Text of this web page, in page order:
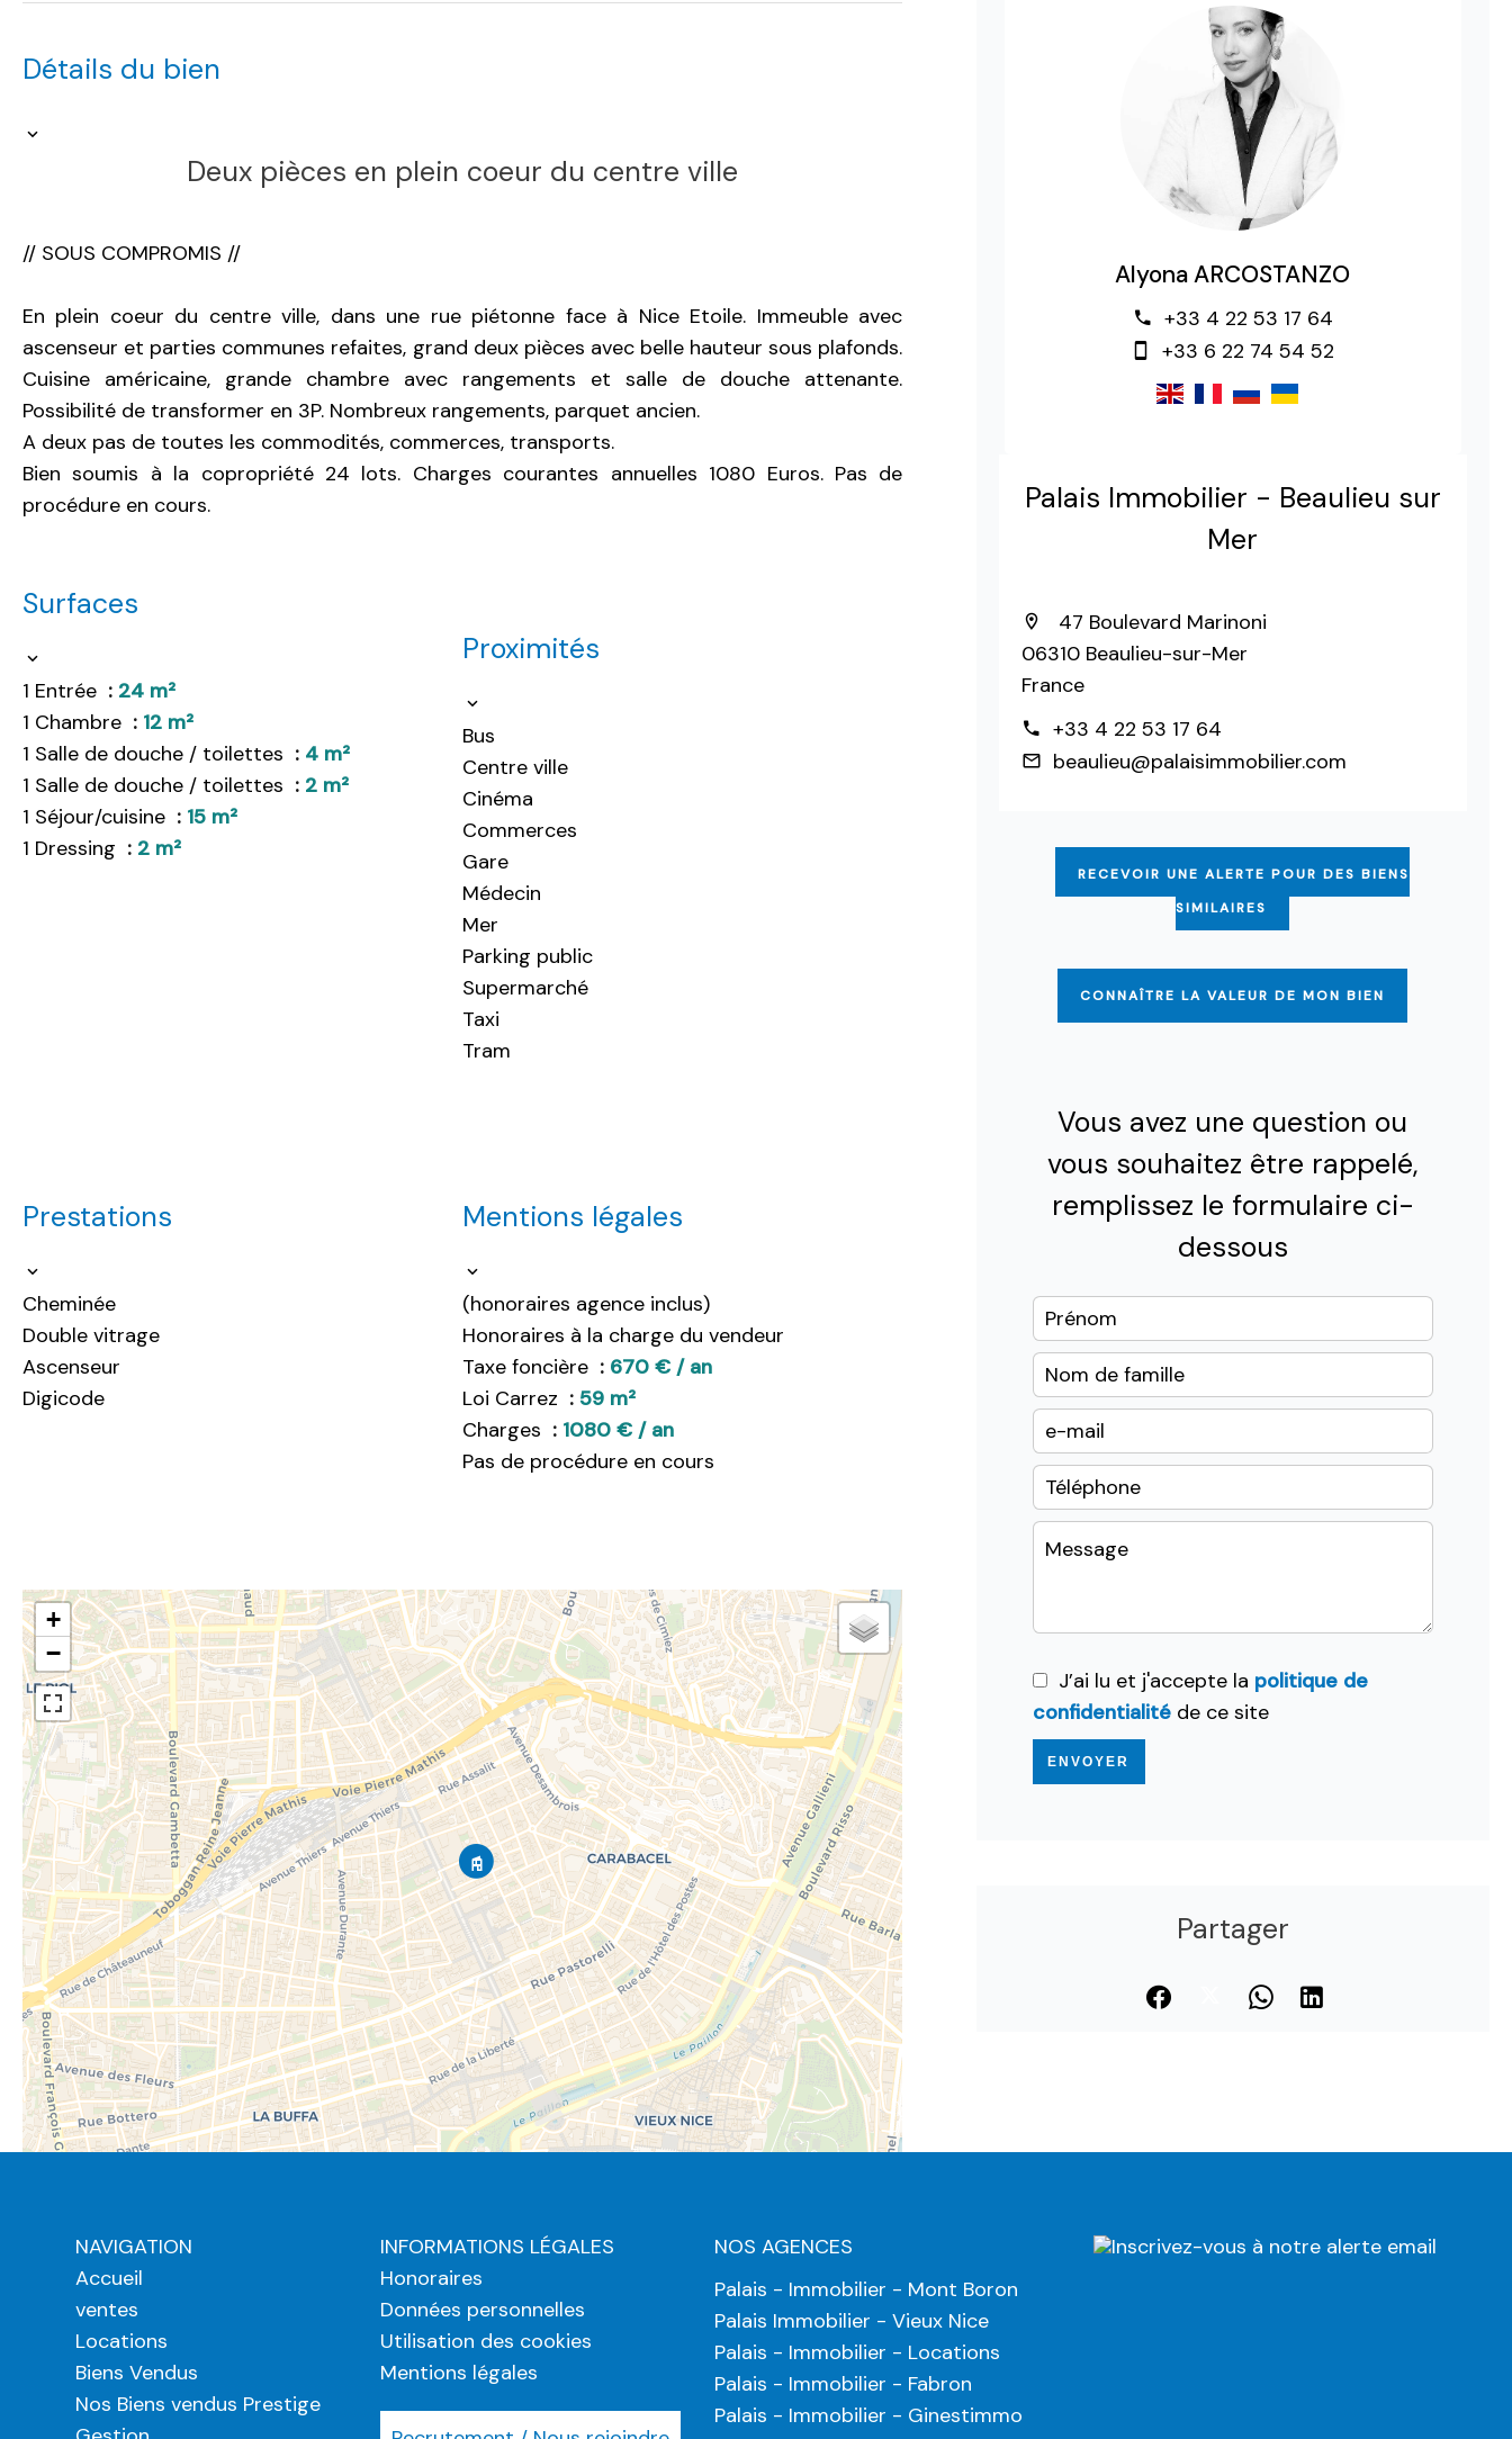
Détails du bien
Deux pièces en plein coeur du centre ville
// SOUS COMPROMIS //
En plein coeur du centre ville, dans une rue piétonne face à Nice Etoile. Immeuble avec
ascenseur et parties communes refaites, grand deux pièces avec belle hauteur sous plafonds.
Cuisine américaine, grande chambre avec rangements et salle de douche attenante.
Possibilité de transformer en 3P. Nombreux rangements, parquet ancien.
A deux pas de toutes les commodités, commerces, transports.
Bien soumis à la copropriété 24 lots. Charges courantes annuelles 1080 Euros. Pas de
procédure en cours.
Surfaces
1 Entrée
24 m²
1 Chambre
12 m²
1 Salle de douche / toilettes
4 m²
1 Salle de douche / toilettes
2 m²
1 Séjour/cuisine
15 m²
1 Dressing
2 m²
Proximités
Bus
Centre ville
Cinéma
Commerces
Gare
Médecin
Mer
Parking public
Supermarché
Taxi
Tram
Prestations
Cheminée
Double vitrage
Ascenseur
Digicode
Mentions légales
(honoraires agence inclus)
Honoraires à la charge du vendeur
Taxe foncière
670 € / an
Loi Carrez
59 m²
Charges
1080 € / an
Pas de procédure en cours
+
−
Alyona ARCOSTANZO
+33 4 22 53 17 64
+33 6 22 74 54 52
Palais Immobilier - Beaulieu sur
Mer
47 Boulevard Marinoni
06310 Beaulieu-sur-Mer
France
+33 4 22 53 17 64
beaulieu@palaisimmobilier.com
RECEVOIR UNE ALERTE POUR DES BIENS
SIMILAIRES
CONNAÎTRE LA VALEUR DE MON BIEN
Vous avez une question ou
vous souhaitez être rappelé,
remplissez le formulaire ci-
dessous
J’ai lu et j'accepte la politique de
confidentialitéde ce site
ENVOYER
Partager
NAVIGATION
Accueil
ventes
Locations
Biens Vendus
Nos Biens vendus Prestige
INFORMATIONS LÉGALES
Honoraires
Données personnelles
Utilisation des cookies
Mentions légales
NOS AGENCES
Palais - Immobilier - Mont Boron
Palais Immobilier - Vieux Nice
Palais - Immobilier - Locations
Palais - Immobilier - Fabron
Palais - Immobilier - Ginestimmo
Inscrivez-vous à notre alerte email